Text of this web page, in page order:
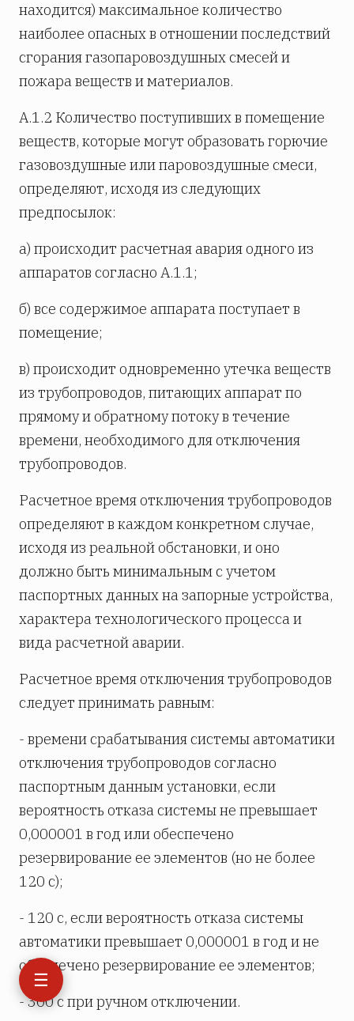
☰
находится) максимальное количество
наиболее опасных в отношении последствий
сгорания газопаровоздушных смесей и
пожара веществ и материалов.
А.1.2 Количество поступивших в помещение
веществ, которые могут образовать горючие
газовоздушные или паровоздушные смеси,
определяют, исходя из следующих
предпосылок:
а) происходит расчетная авария одного из
аппаратов согласно А.1.1;
б) все содержимое аппарата поступает в
помещение;
в) происходит одновременно утечка веществ
из трубопроводов, питающих аппарат по
прямому и обратному потоку в течение
времени, необходимого для отключения
трубопроводов.
Расчетное время отключения трубопроводов
определяют в каждом конкретном случае,
исходя из реальной обстановки, и оно
должно быть минимальным с учетом
паспортных данных на запорные устройства,
характера технологического процесса и
вида расчетной аварии.
Расчетное время отключения трубопроводов
следует принимать равным:
- времени срабатывания системы автоматики
отключения трубопроводов согласно
паспортным данным установки, если
вероятность отказа системы не превышает
0,000001 в год или обеспечено
резервирование ее элементов (но не более
120 с);
- 120 с, если вероятность отказа системы
автоматики превышает 0,000001 в год и не
обеспечено резервирование ее элементов;
- 300 с при ручном отключении.